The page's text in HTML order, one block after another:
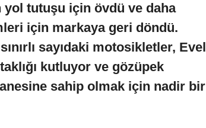
tutuşu için övdü ve daha
için markaya geri döndü.
sayıdaki motosikletler, Evel
kutluyor ve gözüpek
sahip olmak için nadir bir